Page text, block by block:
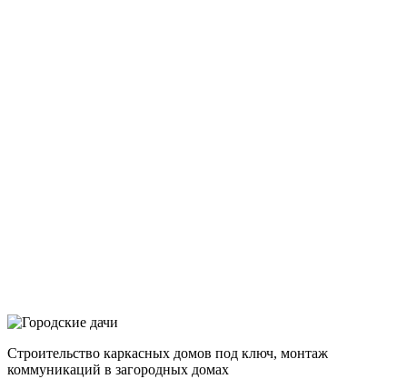
Строительство каркасных домов под ключ, монтаж
коммуникаций в загородных домах